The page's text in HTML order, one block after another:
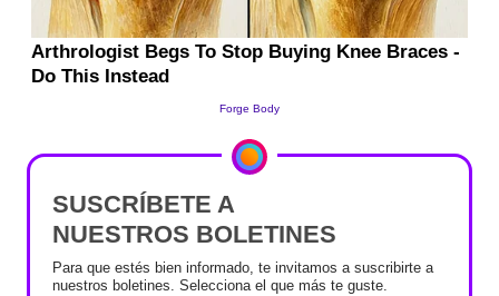
SUSCRÍBETE A
NUESTROS BOLETINES
Para que estés bien informado, te invitamos a suscribirte a
nuestros boletines. Selecciona el que más te guste.